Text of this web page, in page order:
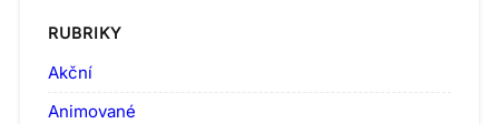
RUBRIKY
Akční
Animované